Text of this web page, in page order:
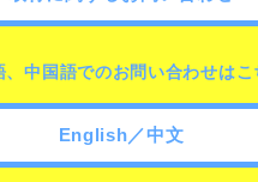
中国語でのお問い合わせはこ
English／中文